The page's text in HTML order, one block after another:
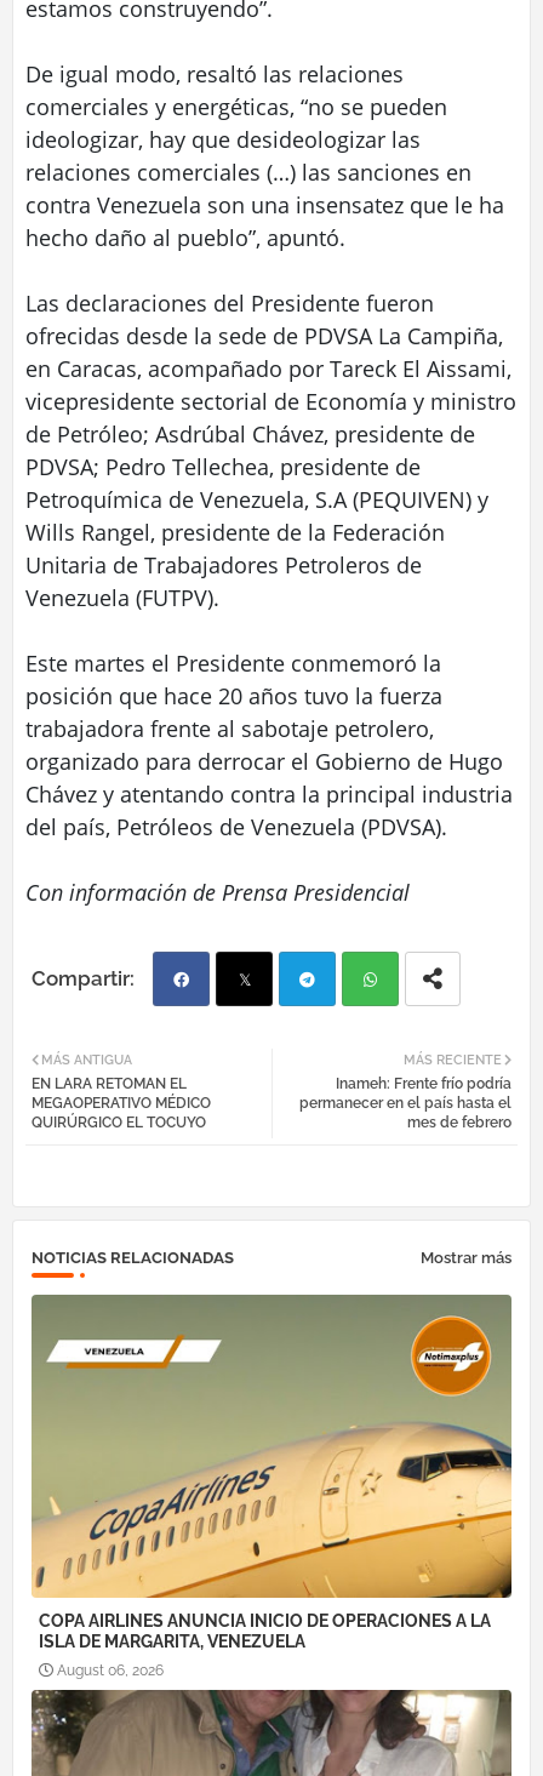
estamos construyendo”.
De igual modo, resaltó las relaciones
comerciales y energéticas, “no se pueden
ideologizar, hay que desideologizar las
relaciones comerciales (…) las sanciones en
contra Venezuela son una insensatez que le ha
hecho daño al pueblo”, apuntó.
Las declaraciones del Presidente fueron
ofrecidas desde la sede de PDVSA La Campiña,
en Caracas, acompañado por Tareck El Aissami,
vicepresidente sectorial de Economía y ministro
de Petróleo; Asdrúbal Chávez, presidente de
PDVSA; Pedro Tellechea, presidente de
Petroquímica de Venezuela, S.A (PEQUIVEN) y
Wills Rangel, presidente de la Federación
Unitaria de Trabajadores Petroleros de
Venezuela (FUTPV).
Este martes el Presidente conmemoró la
posición que hace 20 años tuvo la fuerza
trabajadora frente al sabotaje petrolero,
organizado para derrocar el Gobierno de Hugo
Chávez y atentando contra la principal industria
del país, Petróleos de Venezuela (PDVSA).
Con información de Prensa Presidencial
ebo atsa
MÁS RECIENTE
Inameh: Frente frío podría
permanecer en el país hasta el
mes de febrero
MÁS ANTIGUA
EN LARA RETOMAN EL
MEGAOPERATIVO MÉDICO
QUIRÚRGICO EL TOCUYO
NOTICIAS RELACIONADAS Mostrar más
COPA AIRLINES ANUNCIA INICIO DE OPERACIONES A LA
ISLA DE MARGARITA, VENEZUELA
August 06, 2026